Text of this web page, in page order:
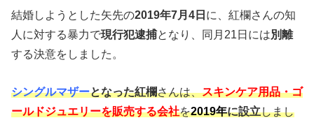
結婚しようとした矢先の2019年7月4日 に、紅欄さんの知
人に対する暴力で現行犯逮捕となり、同月21日には別離
する決意をしました。
シングルマザーとなった紅欄さんは、スキンケア用品・ゴ
ールドジュエリーを販売する会社を2019年に設立しまし